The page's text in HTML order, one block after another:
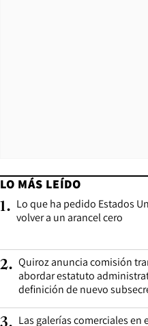
LO MÁS LEÍDO
1. Lo que ha pedido Estados
volver a un arancel cero
2. Quiroz anuncia comisión
abordar estatuto
definición de nuevo
Las galerías comerciales en